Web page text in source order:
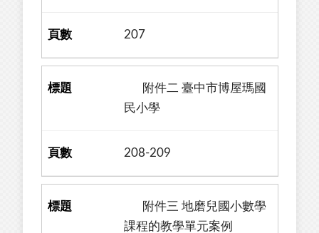
207
附件二 臺中市博屋瑪國
民小學
208-209
附件三 地磨兒國小數學
課程的教學單元案例